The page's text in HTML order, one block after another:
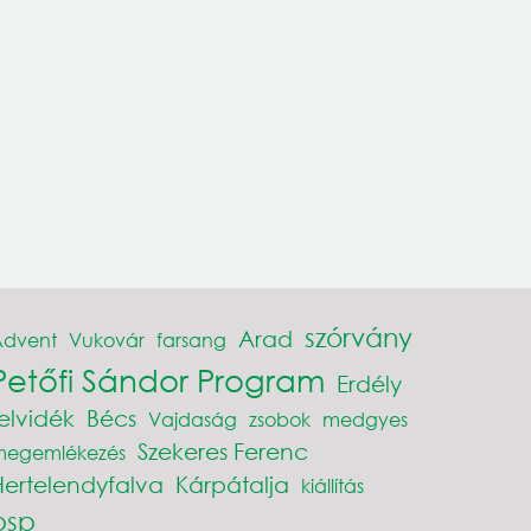
Vukovár farsang Arad szórvány
Sándor Program Erdély
Bécs Vajdaság zsobok medgyes
Szekeres Ferenc
Kárpátalja kiállítás